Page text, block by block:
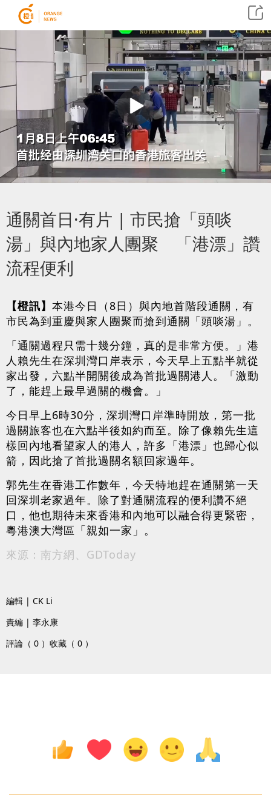
通關首日·有片 | 市民搶「頭啖
湯」與內地家人團聚 「港漂」讚
流程便利
【橙訊】 本港今日（8日）與內地首階段通關，有
市民為到重慶與家人團聚而搶到通關「頭啖湯」。
「通關過程只需十幾分鐘，真的是非常方便。」港
人賴先生在深圳灣口岸表示，今天早上五點半就從
家出發，六點半開關後成為首批過關港人。「激動
了，能趕上最早過關的機會。」
今日早上6時30分，深圳灣口岸準時開放，第一批
過關旅客也在六點半後如約而至。除了像賴先生這
樣回內地看望家人的港人，許多「港漂」也歸心似
箭，因此搶了首批過關名額回家過年。
郭先生在香港工作數年，今天特地趕在通關第一天
回深圳老家過年。除了對通關流程的便利讚不絕
口，他也期待未來香港和內地可以融合得更緊密，
粵港澳大灣區「親如一家」。
來源：南方網、GDToday
編輯 | CK Li
責編 | 李永康
評論（ 0 ） 收藏（ 0 ）